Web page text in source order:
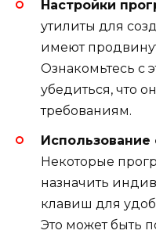
Настройки
утилиты для
имеют
Ознакомьтесь с
убедиться, что
требованиям.
Некоторые
назначить
клавиш для
Это может быть